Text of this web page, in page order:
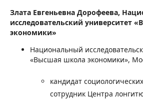
Злата Евгеньевна Дорофеева,
исследовательский университет
экономики»
Национальный
«Высшая школа экономики»,
кандидат
сотрудник Центра